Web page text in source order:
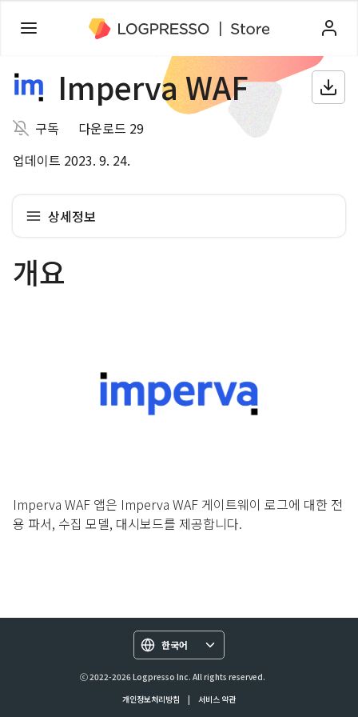
Imperva WAF
구독
다운로드 29
업데이트 2023. 9. 24.
상세정보
개요
Imperva WAF 앱은 Imperva WAF 게이트웨이 로그에 대한 전
용 파서, 수집 모델, 대시보드를 제공합니다.
한국어
ⓒ 2022-2026 Logpresso Inc. All rights reserved.
개인정보처리방침
| 서비스 약관